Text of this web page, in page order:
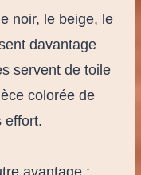
noir, le beige, le
davantage
servent de toile
colorée de
effort.